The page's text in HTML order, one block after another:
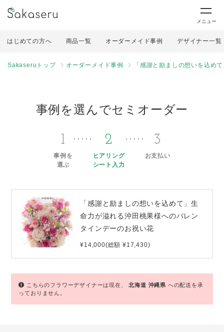
メニュー
はじめての方へ 商品一覧 オーダーメイド事例 デザイナー一覧
Sakaseruトップ オーダーメイド事例 「感謝と励ましの想いを込め
事例を選んでセミオーダー
1
事例を
選ぶ
2
ヒアリング
シート入力
3
お支払い
「感謝と励ましの想いを込めて」生
命力が溢れる沖田桃果様へのバレン
タインデーのお祝い花
¥14,000(総額 ¥17,430)
こちらのフラワーデザイナーは現在、北海道 沖縄県 への配送を承
っておりません。